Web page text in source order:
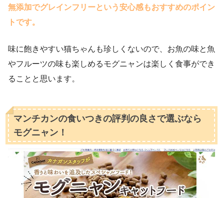
無添加でグレインフリーという安心感もおすすめのポイン
トです。
味に飽きやすい猫ちゃんも珍しくないので、お魚の味と魚
やフルーツの味も楽しめるモグニャンは楽しく食事ができ
ることと思います。
マンチカンの食いつきの評判の良さで選ぶなら
モグニャン！